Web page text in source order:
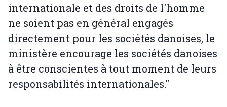
internationale et des droits de l'homme
ne soient pas en général engagés
directement pour les sociétés danoises, le
ministère encourage les sociétés danoises
à être conscientes à tout moment de leurs
responsabilités internationales."